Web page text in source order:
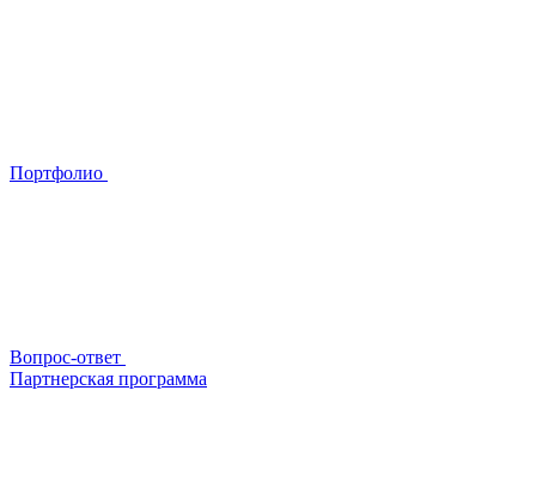
Портфолио
Вопрос-ответ
Партнерская программа